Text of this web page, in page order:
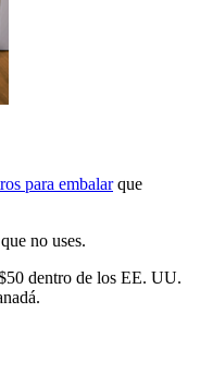
para embalarque
no uses.
dentro de los EE. UU.